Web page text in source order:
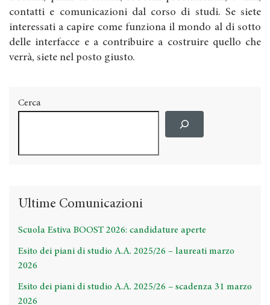
contatti e comunicazioni dal corso di studi. Se siete
interessati a capire come funziona il mondo al di sotto
delle interfacce e a contribuire a costruire quello che
verrà, siete nel posto giusto.
Cerca
Ultime Comunicazioni
Scuola Estiva BOOST 2026: candidature aperte
Esito dei piani di studio A.A. 2025/26 – laureati marzo
2026
Esito dei piani di studio A.A. 2025/26 – scadenza 31 marzo
2026